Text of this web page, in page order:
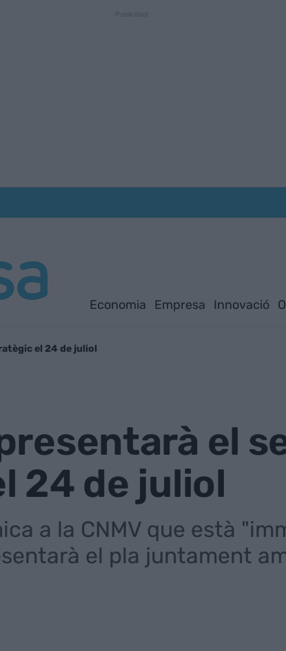
Economia Empresa Innovació
el 24 de juliol
el
24 de juliol
a la CNMV que està
el pla juntament